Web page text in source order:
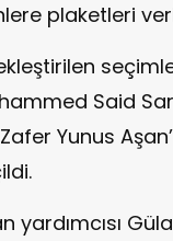
plaketleri
Said
Yunus